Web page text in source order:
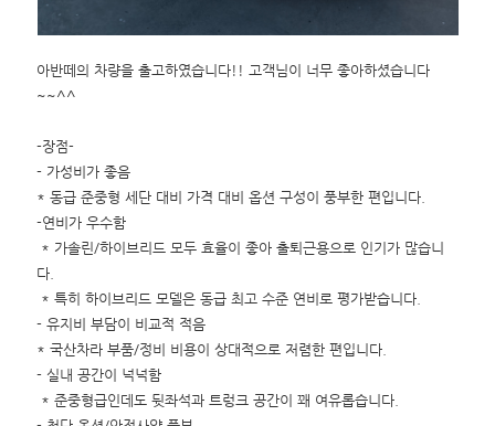
아반떼의 차량을 출고하였습니다!! 고객님이 너무 좋아하셨습니다
~~^^
-장점-
- 가성비가 좋음
* 동급 준중형 세단 대비 가격 대비 옵션 구성이 풍부한 편입니다.
-연비가 우수함
* 가솔린/하이브리드 모두 효율이 좋아 출퇴근용으로 인기가 많습니
다.
* 특히 하이브리드 모델은 동급 최고 수준 연비로 평가받습니다.
- 유지비 부담이 비교적 적음
* 국산차라 부품/정비 비용이 상대적으로 저렴한 편입니다.
- 실내 공간이 넉넉함
* 준중형급인데도 뒷좌석과 트렁크 공간이 꽤 여유롭습니다.